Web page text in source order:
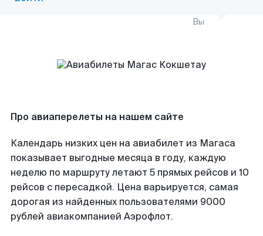
Вы
Про авиаперелеты на нашем сайте
Календарь низких цен на авиабилет из Магаса
показывает выгодные месяца в году, каждую
неделю по маршруту летают 5 прямых рейсов и 10
рейсов с пересадкой. Цена варьируется, самая
дорогая из найденных пользователями 9000
рублей авиакомпанией Аэрофлот.